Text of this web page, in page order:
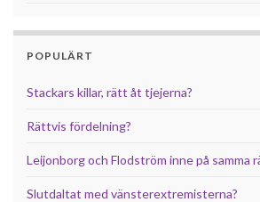
POPULÄRT
Stackars killar, rätt åt tjejerna?
Rättvis fördelning?
Leijonborg och Flodström inne på samma
Slutdaltat med vänsterextremisterna?